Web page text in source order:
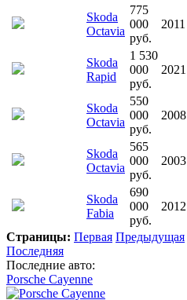
Skoda
Octavia
775
000
руб.
2011
Skoda
Rapid
1 530
000
руб.
2021
Skoda
Octavia
550
000
руб.
2008
Skoda
Octavia
565
000
руб.
2003
Skoda
Fabia
690
000
руб.
2012
Страницы: Первая Предыдущая
Последняя
Последние авто:
Porsche Cayenne